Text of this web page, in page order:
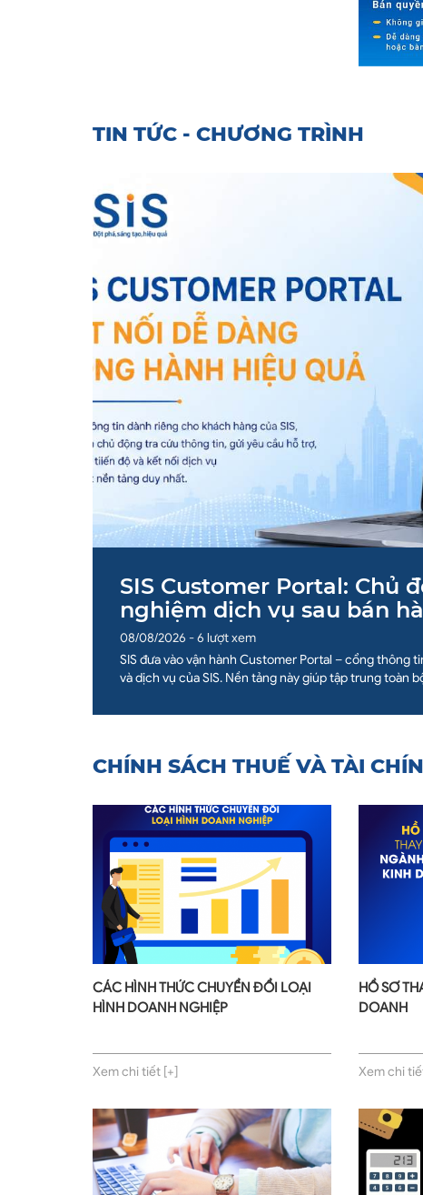
TIN TỨC - CHƯƠNG TRÌNH
SIS Customer Portal: Chủ
nghiệm dịch vụ sau bán
08/08/2026 - 6 lượt xem
SIS đưa vào vận hành Customer Portal – cổng thông
và dịch vụ của SIS. Nền tảng này giúp tập trung toàn
CHÍNH SÁCH THUẾ VÀ TÀI
CÁC HÌNH THỨC CHUYỂN ĐỔI LOẠI
HÌNH DOANH NGHIỆP
Xem chi tiết [+]
HỒ SƠ
DOANH
Xem chi